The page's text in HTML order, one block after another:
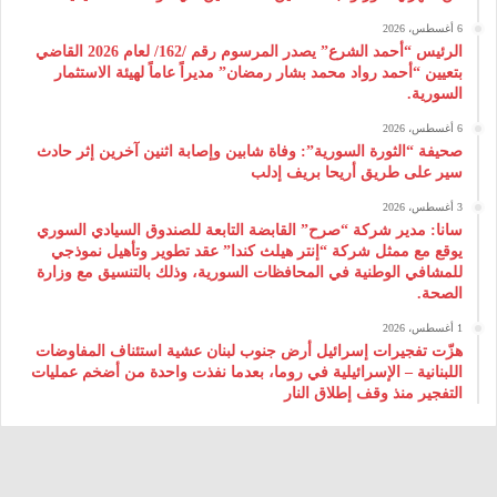
6 أغسطس، 2026
الرئيس “أحمد الشرع” يصدر المرسوم رقم /162/ لعام 2026 ‌القاضي
بتعيين “أحمد رواد محمد بشار رمضان” مديراً عاماً لهيئة ‌الاستثمار
السورية.
6 أغسطس، 2026
صحيفة “الثورة السورية”: وفاة شابين وإصابة اثنين آخرين إثر حادث
سير على طريق أريحا بريف إدلب
3 أغسطس، 2026
سانا: مدير شركة “صرح” القابضة التابعة للصندوق السيادي السوري
يوقع مع ممثل شركة “إنتر هيلث كندا” عقد تطوير وتأهيل نموذجي
للمشافي الوطنية في المحافظات السورية، وذلك بالتنسيق مع وزارة
الصحة.
1 أغسطس، 2026
هزّت تفجيرات إسرائيل أرض جنوب لبنان عشية استئناف المفاوضات
اللبنانية – الإسرائيلية في روما، بعدما نفذت واحدة من أضخم عمليات
التفجير منذ وقف إطلاق النار